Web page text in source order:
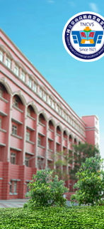
主
要
內
容
區
塊